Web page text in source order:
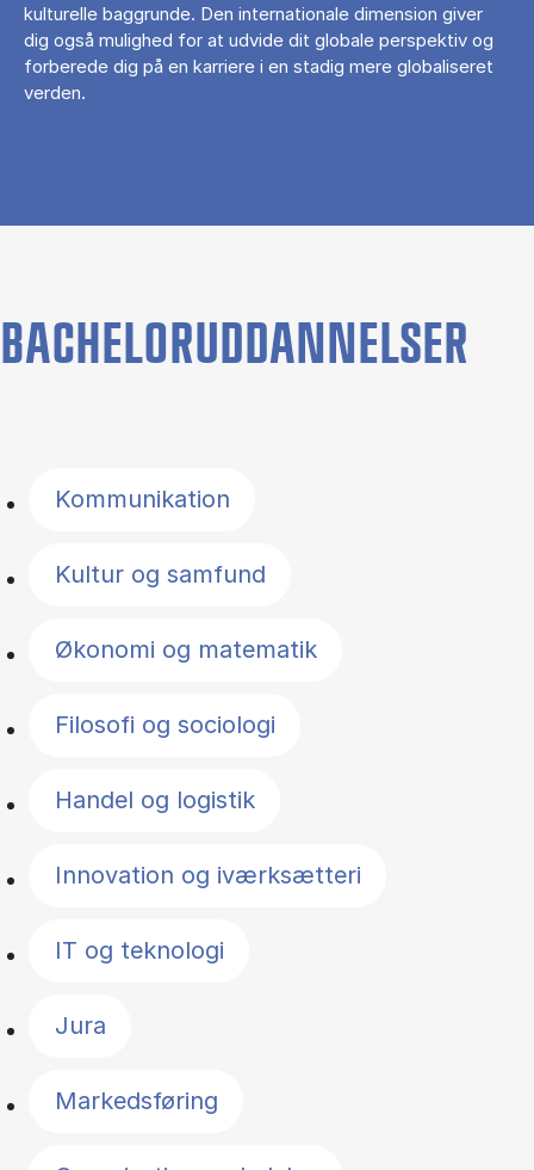
kulturelle baggrunde. Den internationale dimension giver
dig også mulighed for at udvide dit globale perspektiv og
forberede dig på en karriere i en stadig mere globaliseret
verden.
BACHELORUDDANNELSER
Kommunikation
Kultur og samfund
Økonomi og matematik
Filosofi og sociologi
Handel og logistik
Innovation og iværksætteri
IT og teknologi
Jura
Markedsføring